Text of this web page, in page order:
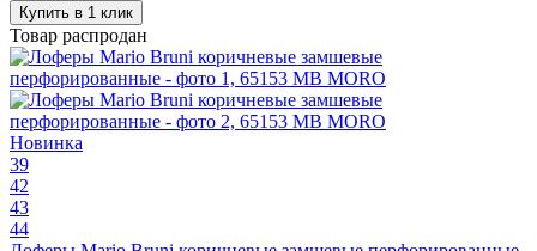
Купить в 1 клик
Товар распродан
Новинка
39
42
43
44